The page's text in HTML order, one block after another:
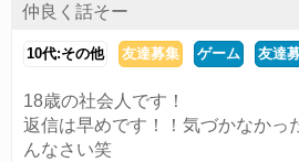
仲良く話そー
10代:その他 友達募集 ゲーム 友達
18歳の社会人です！
返信は早めです！！気づかなかっ
んなさい笑